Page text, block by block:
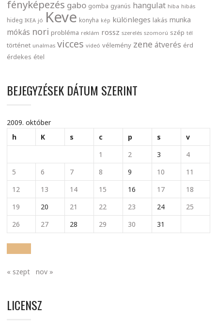
fényképezés gabo gomba gyanús hangulat hiba hibás
hideg IKEA jó Keve konyha kép különleges lakás munka
mókás nori probléma reklám rossz szerelés szomorú szép tél
történet unalmas vicces videó vélemény zene átverés érd
érdekes étel
BEJEGYZÉSEK DÁTUM SZERINT
2009. október
h
K s c p s
v
1
2 3
4
5
6 7 8 9 10
11
12
13 14 15 16 17
18
19
20 21 22 23 24
25
26
27 28 29 30 31
« szept nov »
LICENSZ